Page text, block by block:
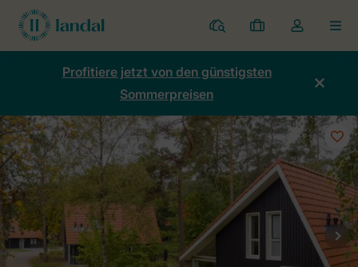
Ferienparks
Meine
Buchungen
Dropdown-
Menü
Kontos
Profitiere jetzt von den günstigsten
Sommerpreisen